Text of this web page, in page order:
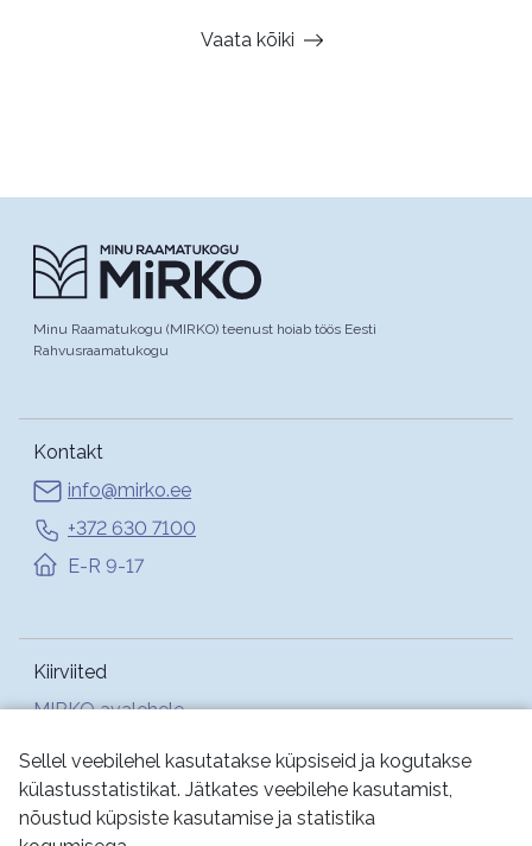
Sellel veebilehel kasutatakse küpsiseid ja kogutakse
külastusstatistikat. Jätkates veebilehe kasutamist,
nõustud küpsiste kasutamise ja statistika
Vaata kõiki
Minu Raamatukogu (MIRKO) teenust hoiab töös Eesti
Rahvusraamatukogu
Kontakt
info@mirko.ee
+372 630 7100
E-R 9-17
Kiirviited
MIRKO avalehele
Abi
Jälgi meid: